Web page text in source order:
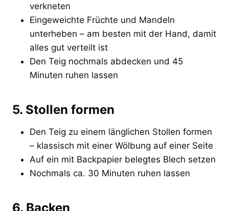
verkneten
Eingeweichte Früchte und Mandeln
unterheben – am besten mit der Hand, damit
alles gut verteilt ist
Den Teig nochmals abdecken und 45
Minuten ruhen lassen
5. Stollen formen
Den Teig zu einem länglichen Stollen formen
– klassisch mit einer Wölbung auf einer Seite
Auf ein mit Backpapier belegtes Blech setzen
Nochmals ca. 30 Minuten ruhen lassen
6. Backen